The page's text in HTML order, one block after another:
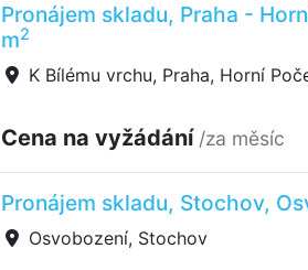
Pronájem skladu, Praha -
m2
K Bílému vrchu, Praha, Horní
Cena na vyžádání /za měsíc
Pronájem skladu, Stochov,
Osvobození, Stochov